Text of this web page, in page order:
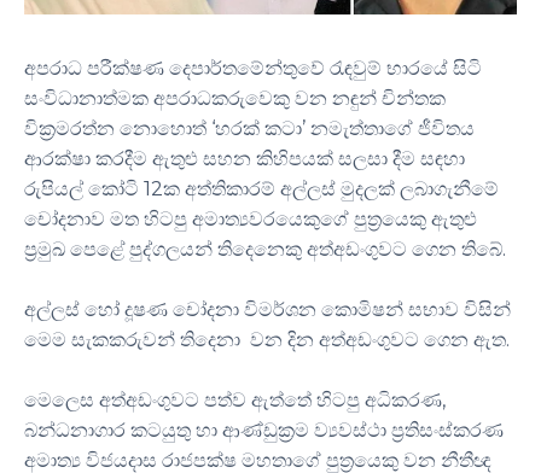
අපරාධ පරීක්ෂණ දෙපාර්තමේන්තුවේ රැඳවුම් භාරයේ සිටි
සංවිධානාත්මක අපරාධකරුවෙකු වන නඳුන් චින්තක
වික්‍රමරත්න නොහොත් ‘හරක් කටා’ නමැත්තාගේ ජීවිතය
ආරක්ෂා කරදීම ඇතුළු සහන කිහිපයක් සලසා දීම සඳහා
රුපියල් කෝටි 12ක අත්තිකාරම් අල්ලස් මුදලක් ලබාගැනීමේ
චෝදනාව මත හිටපු අමාත්‍යවරයෙකුගේ පුත්‍රයෙකු ඇතුළු
ප්‍රමුඛ පෙළේ පුද්ගලයන් තිදෙනෙකු අත්අඩංගුවට ගෙන තිබේ.
අල්ලස් හෝ දූෂණ චෝදනා විමර්ශන කොමිෂන් සභාව විසින්
මෙම සැකකරුවන් තිදෙනා වන දින අත්අඩංගුවට ගෙන ඇත.
මෙලෙස අත්අඩංගුවට පත්ව ඇත්තේ හිටපු අධිකරණ,
බන්ධනාගාර කටයුතු හා ආණ්ඩුක්‍රම ව්‍යවස්ථා ප්‍රතිසංස්කරණ
අමාත්‍ය විජයදාස රාජපක්ෂ මහතාගේ පුත්‍රයෙකු වන නීතීඥ